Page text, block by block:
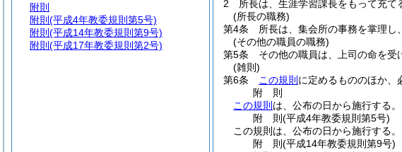
2
所長は、生涯学習課長をもって充て
(所長の職務)
第4条
所長は、集会所の事務を掌理し
(その他の職員の職務)
第5条
その他の職員は、上司の命を受
(雑則)
第6条
この規則 に定めるもののほか、
附 則
この規則 は、公布の日から施行する。
附 則(平成4年教委規則第5号)
この規則は、公布の日から施行する。
附 則(平成14年教委規則第9号)
附則
附則 (平成4年教委規則第5号)
附則 (平成14年教委規則第9号)
附則 (平成17年教委規則第2号)